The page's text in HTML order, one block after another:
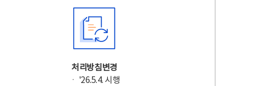
처리방침변경
ㆍ '26.5.4. 시행